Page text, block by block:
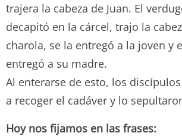
trajera la cabeza de Juan. El
decapitó en la cárcel, trajo la
charola, se la entregó a la joven y
entregó a su madre.
Al enterarse de esto, los
a recoger el cadáver y lo
Hoy nos fijamos en las frases: